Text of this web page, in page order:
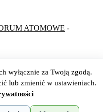
ATOMOWE -
wyłącznie za Twoją zgodą.
lub zmienić w ustawieniach.